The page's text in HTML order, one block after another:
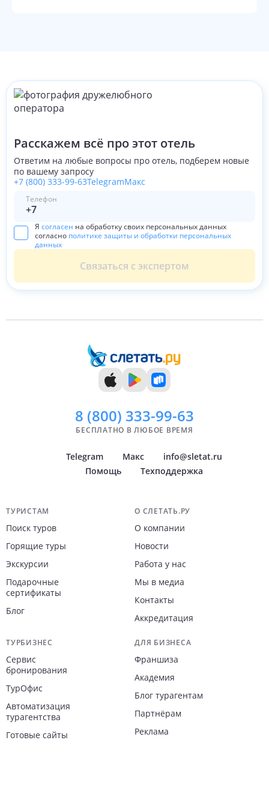
Расскажем всё про этот отель
Ответим на любые вопросы про отель, подберем новые
по вашему запросу
+7 (800) 333-99-63TelegramМакс
Телефон
Я согласен на обработку своих персональных данных
согласно политике защиты и обработки персональных
данных
Связаться с экспертом
8 (800) 333-99-63
БЕСПЛАТНО В ЛЮБОЕ ВРЕМЯ
Telegram Макс
info@sletat.ru
Помощь
Техподдержка
Навигация по сайту
ТУРИСТАМ
Поиск туров
Горящие туры
Экскурсии
Подарочные
сертификаты
Блог
О СЛЕТАТЬ.РУ
О компании
Новости
Работа у нас
Мы в медиа
Контакты
Аккредитация
ТУРБИЗНЕС
Сервис
бронирования
ТурОфис
Автоматизация
турагентства
Готовые сайты
ДЛЯ БИЗНЕСА
Франшиза
Академия
Блог турагентам
Партнёрам
Реклама